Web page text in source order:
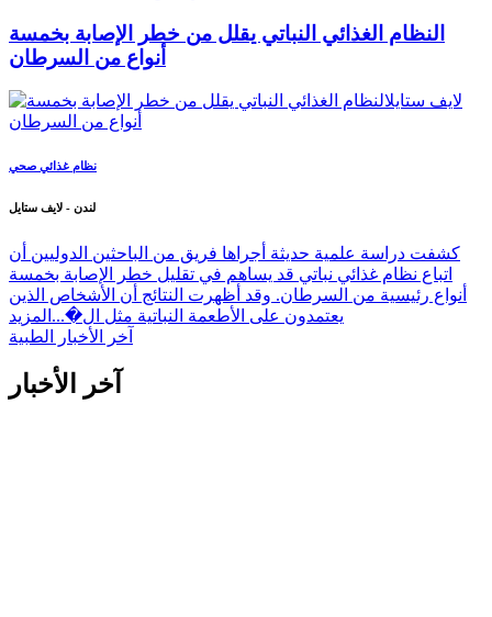
النظام الغذائي النباتي يقلل من خطر الإصابة بخمسة
أنواع من السرطان
نظام غذائي صحي
لندن - لايف ستايل
كشفت دراسة علمية حديثة أجراها فريق من الباحثين الدوليين أن
اتباع نظام غذائي نباتي قد يساهم في تقليل خطر الإصابة بخمسة
أنواع رئيسية من السرطان. وقد أظهرت النتائج أن الأشخاص الذين
يعتمدون على الأطعمة النباتية مثل ال�... المزيد
آخر الأخبار الطبية
آخر الأخبار